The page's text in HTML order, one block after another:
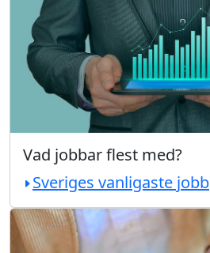
Vad jobbar flest med?
Sveriges vanligaste jobb